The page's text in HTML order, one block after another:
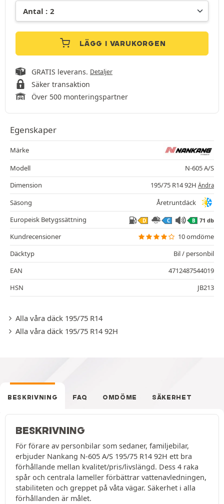
LÄGG I VARUKORGEN
GRATIS leverans. Detaljer
Säker transaktion
Över 500 monteringspartner
Egenskaper
Märke
Modell
N-605 A/S
Dimension
195/75 R14 92H Ändra
Säsong
Åretruntdäck
Europeisk Betygssättning
D C B 71 db
Kundrecensioner
10 omdöme
Däcktyp
Bil / personbil
EAN
4712487544019
HSN
JB213
Alla våra däck 195/75 R14
Alla våra däck 195/75 R14 92H
BESKRIVNING FAQ OMDÖME SÄKERHET
BESKRIVNING
För förare av personbilar som sedaner, familjebilar,
erbjuder Nankang N-605 A/S 195/75 R14 92H ett bra
förhållande mellan kvalitet/pris/livslängd. Dess 4 raka
spår och centrala lameller förbättrar vattenavledningen,
stabiliteten och greppet på våta vägar. Säkerhet i alla
förhållanden är målet.